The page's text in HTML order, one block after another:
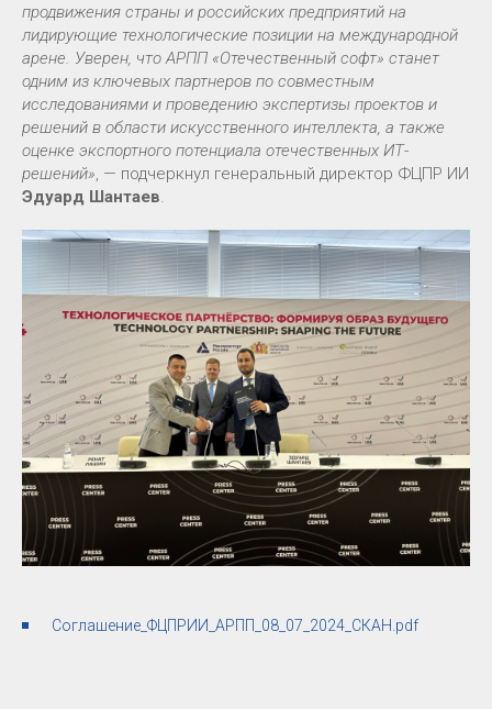
продвижения страны и российских предприятий на
лидирующие технологические позиции на международной
арене. Уверен, что АРПП «Отечественный софт» станет
одним из ключевых партнеров по совместным
исследованиями и проведению экспертизы проектов и
решений в области искусственного интеллекта, а также
оценке экспортного потенциала отечественных ИТ-
решений» , — подчеркнул генеральный директор ФЦПР ИИ
Эдуард Шантаев
Соглашение_ФЦПРИИ_АРПП_08_07_2024_СКАН.pdf